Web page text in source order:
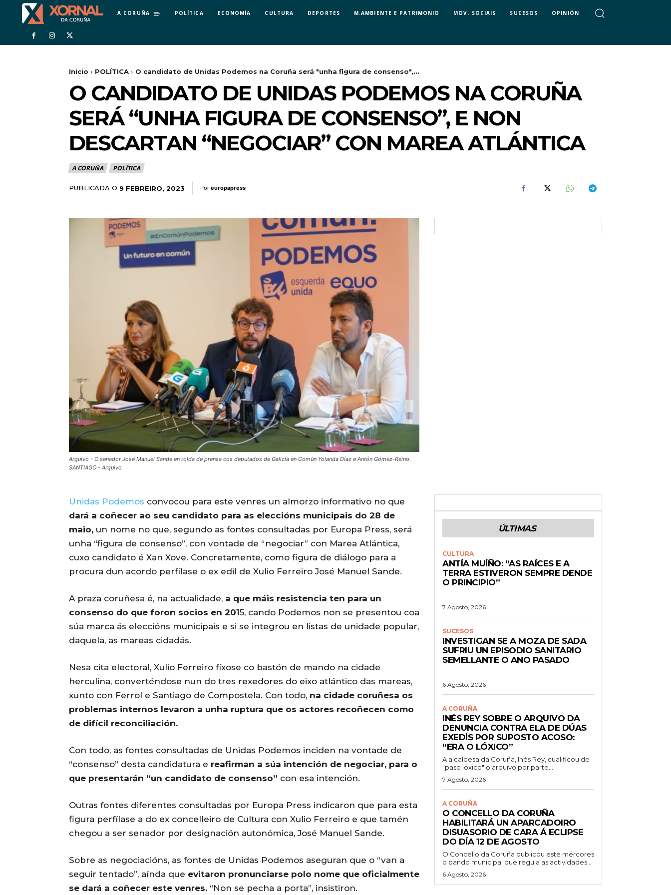
A CORUÑA POLÍTICA ECONOMÍA CULTURA DEPORTES M.AMBIENTE E PATRIMONIO MOV. SOCIAIS SUCESOS OPINIÓN
Inicio POLÍTICA O candidato de Unidas Podemos na Coruña será "unha figura de consenso",...
O CANDIDATO DE UNIDAS PODEMOS NA CORUÑA
SERÁ “UNHA FIGURA DE CONSENSO”, E NON
DESCARTAN “NEGOCIAR” CON MAREA ATLÁNTICA
A CORUÑA POLÍTICA
PUBLICADA O 9 FEBREIRO, 2023 Por europapress
Arquivo - O senador José Manuel Sande en rolda de prensa cos deputados de Galicia en Común Yolanda Díaz e Antón Gómez-Reino.
SANTIAGO - Arquivo
Unidas Podemos convocou para este venres un almorzo informativo no que
dará a coñecer ao seu candidato para as eleccións municipais do 28 de
maio, un nome no que, segundo as fontes consultadas por Europa Press, será
unha “figura de consenso”, con vontade de “negociar” con Marea Atlántica,
cuxo candidato é Xan Xove. Concretamente, como figura de diálogo para a
procura dun acordo perfílase o ex edil de Xulio Ferreiro José Manuel Sande.
A praza coruñesa é, na actualidade, a que máis resistencia ten para un
consenso do que foron socios en 2015, cando Podemos non se presentou coa
súa marca ás eleccións municipais e si se integrou en listas de unidade popular,
daquela, as mareas cidadás.
Nesa cita electoral, Xulio Ferreiro fíxose co bastón de mando na cidade
herculina, converténdose nun do tres rexedores do eixo atlántico das mareas,
xunto con Ferrol e Santiago de Compostela. Con todo, na cidade coruñesa os
problemas internos levaron a unha ruptura que os actores recoñecen como
de difícil reconciliación.
Con todo, as fontes consultadas de Unidas Podemos inciden na vontade de
“consenso” desta candidatura e reafirman a súa intención de negociar, para o
que presentarán “un candidato de consenso” con esa intención.
Outras fontes diferentes consultadas por Europa Press indicaron que para esta
figura perfílase a do ex concelleiro de Cultura con Xulio Ferreiro e que tamén
chegou a ser senador por designación autonómica, José Manuel Sande.
Sobre as negociacións, as fontes de Unidas Podemos aseguran que o “van a
seguir tentado”, aínda que evitaron pronunciarse polo nome que oficialmente
se dará a coñecer este venres. “Non se pecha a porta”, insistiron.
ÚLTIMAS
CULTURA
ANTÍA MUÍÑO: “AS RAÍCES E A
TERRA ESTIVERON SEMPRE DENDE
O PRINCIPIO”
7 Agosto, 2026
SUCESOS
INVESTIGAN SE A MOZA DE SADA
SUFRIU UN EPISODIO SANITARIO
SEMELLANTE O ANO PASADO
6 Agosto, 2026
A CORUÑA
INÉS REY SOBRE O ARQUIVO DA
DENUNCIA CONTRA ELA DE DÚAS
EXEDÍS POR SUPOSTO ACOSO:
“ERA O LÓXICO”
A alcaldesa da Coruña, Inés Rey, cualificou de
"paso lóxico" o arquivo por parte...
7 Agosto, 2026
A CORUÑA
O CONCELLO DA CORUÑA
HABILITARÁ UN APARCADOIRO
DISUASORIO DE CARA Á ECLIPSE
DO DÍA 12 DE AGOSTO
O Concello da Coruña publicou este mércores
o bando municipal que regula as actividades...
6 Agosto, 2026